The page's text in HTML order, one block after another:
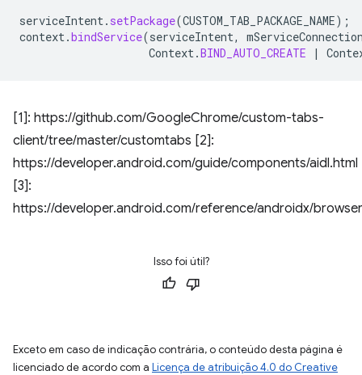
serviceIntent. setPackage(CUSTOM_TAB_PACKAGE_NAME);
context.bindService(serviceIntent,
Context.BIND_AUTO_CREATE |
[1]: https://github.com/GoogleChrome/custom-tabs-
client/tree/master/customtabs [2]:
https://developer.android.com/guide/components/aidl.html
[3]:
https://developer.android.com/reference/androidx/
Isso foi útil?
Exceto em caso de indicação contrária, o conteúdo desta página é
licenciado de acordo com a Licença de atribuição 4.0 do Creative